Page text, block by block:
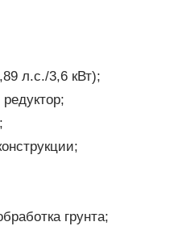
л.с./3,6 кВт);
грунта;